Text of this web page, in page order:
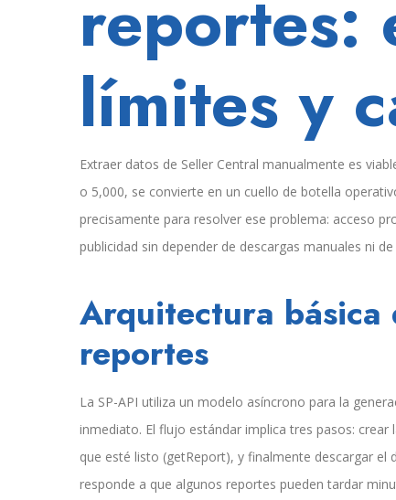
reportes:
límites y
Extraer datos de Seller Central manualmente es
o 5,000, se convierte en un cuello de botella
precisamente para resolver ese problema: acceso
publicidad sin depender de descargas manuales ni
Arquitectura básica
reportes
La SP-API utiliza un modelo asíncrono para la
inmediato. El flujo estándar implica tres pasos:
que esté listo (getReport), y finalmente descargar
responde a que algunos reportes pueden tardar